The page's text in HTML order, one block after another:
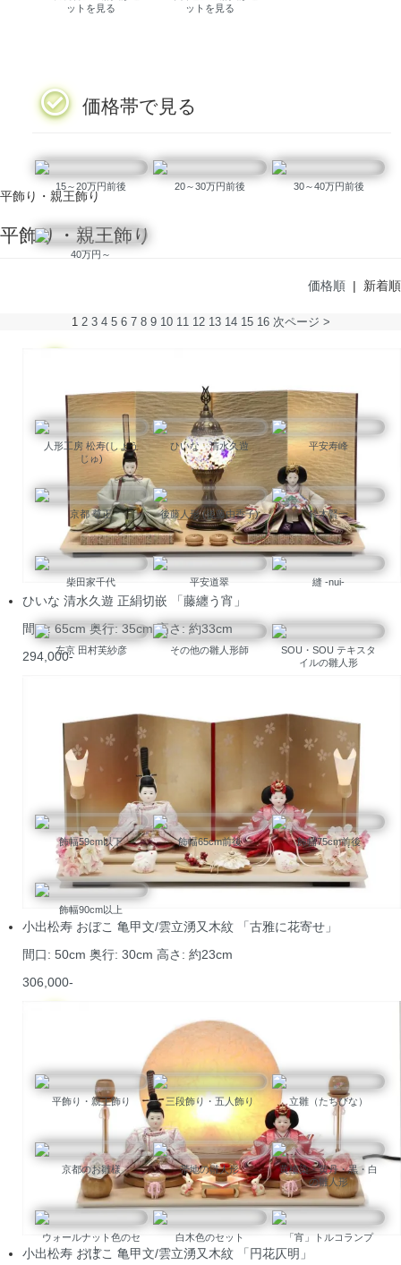
ットを見る
ットを見る
価格帯で見る
15～20万円前後 20～30万円前後 30～40万円前後
40万円～
人形工房 松寿(しょう
じゅ)
ひいな 清水久遊 平安寿峰
京都 尊正 後藤人形 (後藤由香子) 鈴木賢一
柴田家千代 平安道翠 縫 -nui-
左京 田村芙紗彦 その他の雛人形師
SOU・SOU テキスタ
イルの雛人形
大きさ別にお雛様を見る
飾幅59cm以下 飾幅65cm前後 飾幅75cm前後
飾幅90cm以上
そのほかの種類わけを見る
平飾り・親王飾り 三段飾り・五人飾り 立雛（たちびな）
京都のお雛様 帯地の雛人形
黄櫨染・黄丹・黒・白
の雛人形
ウォールナット色のセ
ット
白木色のセット 「宵」トルコランプ
平飾り・親王飾り
平飾り・親王飾り
価格順 | 新着順
1 2 3 4 5 6 7 8 9 10 11 12 13 14 15 16 次ページ >
ひいな 清水久遊 正絹切嵌 「藤纏う宵」
間口: 65cm 奥行: 35cm 高さ: 約33cm
294,000-
小出松寿 おぼこ 亀甲文/雲立湧又木紋 「古雅に花寄せ」
間口: 50cm 奥行: 30cm 高さ: 約23cm
306,000-
小出松寿 おぼこ 亀甲文/雲立湧又木紋 「円花仄明」